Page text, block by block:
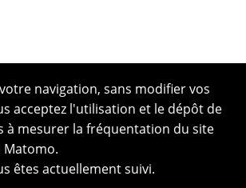
navigation, sans modifier vos
acceptez l'utilisation et le dépôt de
à mesurer la fréquentation du site
Matomo.
êtes actuellement suivi.